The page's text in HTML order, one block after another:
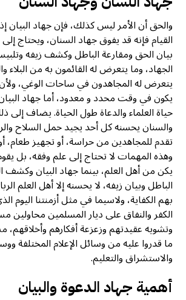
والحق أن الأمر ليس كذلك، فإن جهاد البيان
القيام فإنه قد يفوق جهاد السنان، ويحتاج
بيان الحق ومقارعة الباطل وکشف زيفه
الجهاد، وما يتعرض له القائمون به من
يتعرض له المجاهدون في ساحات الوغي،
يكون في وقت محدد و معدود، أما جهاد
حياة العلماء والدعاة طول الحياة. يضاف إلى
والسنان يحسنه كل أحد يجيد حمل السلاح
تقدم للمجاهدين من حراسة، أو تجهيز طعام،
وهذه المهمات لا تحتاج إلى علم وفقه، بل
يكن من أهل العلم، بينما جهاد البيان
الباطل وبيان زيفه، لا يحسنه إلا أهل العلم
بهم الكفاية، ولاسيما في مثل أزمنتنا اليوم
الكفر والنفاق على دیار المسلمين محاولين
وتشويه عقيدتهم وزعزعة أفكارهم
ما قدروا عليه من وسائل الإعلام المختلفة
والاستشراق والتعليم.
أهمية جهاد الدعوة والبيان